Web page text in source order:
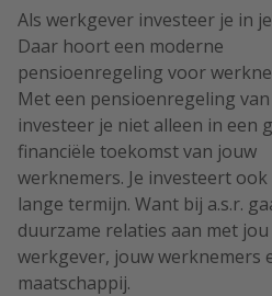
Als werkgever investeer je in
Daar hoort een moderne
pensioenregeling voor
Met een pensioenregeling van
investeer je niet alleen in een
financiële toekomst van jouw
werknemers. Je investeert ook
lange termijn. Want bij a.s.r.
duurzame relaties aan met jou
werkgever, jouw werknemers
maatschappij.